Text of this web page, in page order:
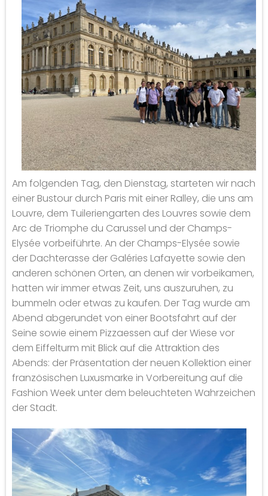
Am folgenden Tag, den Dienstag, starteten wir nach
einer Bustour durch Paris mit einer Ralley, die uns am
Louvre, dem Tuileriengarten des Louvres sowie dem
Arc de Triomphe du Carussel und der Champs-
Elysée vorbeiführte. An der Champs-Elysée sowie
der Dachterasse der Galéries Lafayette sowie den
anderen schönen Orten, an denen wir vorbeikamen,
hatten wir immer etwas Zeit, uns auszuruhen, zu
bummeln oder etwas zu kaufen. Der Tag wurde am
Abend abgerundet von einer Bootsfahrt auf der
Seine sowie einem Pizzaessen auf der Wiese vor
dem Eiffelturm mit Blick auf die Attraktion des
Abends: der Präsentation der neuen Kollektion einer
französischen Luxusmarke in Vorbereitung auf die
Fashion Week unter dem beleuchteten Wahrzeichen
der Stadt.